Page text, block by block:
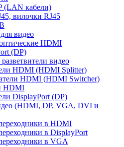
(LAN кабели)
вилочки RJ45
видео
HDMI
(DP)
видео
HDMI (HDMI Splitter)
HDMI (HDMI Switcher)
HDMI
DisplayPort (DP)
(HDMI, DP, VGA, DVI и
в HDMI
в DisplayPort
в VGA